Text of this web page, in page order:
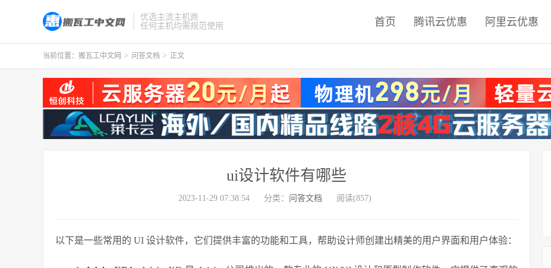
优选主流主机商
任何主机均需规范使用
首页 腾讯云优惠 阿里云优惠
当前位置： 搬瓦工中文网 > 问答文档 > 正文
ui设计软件有哪些
2023-11-29 07:38:54 分类： 问答文档 阅读(857)
以下是一些常用的 UI 设计软件，它们提供丰富的功能和工具，帮助设计师创建出精美的用户界面和用户体验：